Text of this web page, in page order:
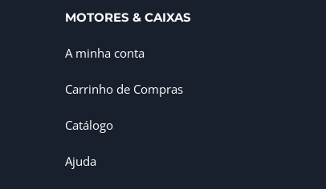
MOTORES & CAIXAS
A minha conta
Carrinho de Compras
Catálogo
Ajuda